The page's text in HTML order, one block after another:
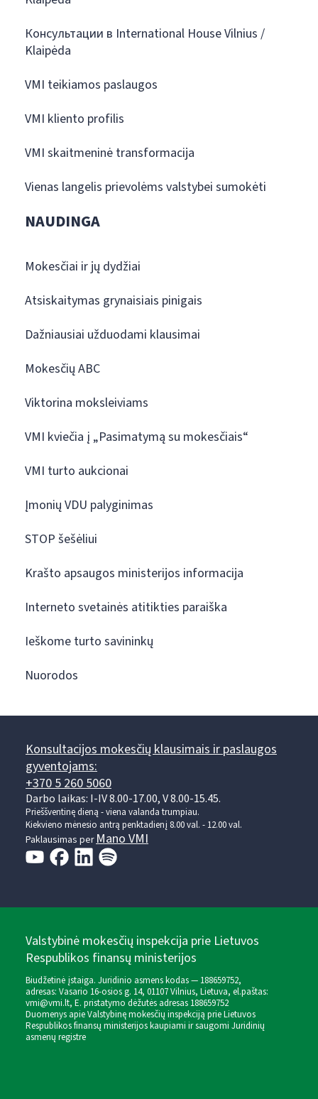
Консультации в International House Vilnius /
Klaipėda
VMI teikiamos paslaugos
VMI kliento profilis
VMI skaitmeninė transformacija
Vienas langelis prievolėms valstybei sumokėti
NAUDINGA
Mokesčiai ir jų dydžiai
Atsiskaitymas grynaisiais pinigais
Dažniausiai užduodami klausimai
Mokesčių ABC
Viktorina moksleiviams
VMI kviečia į „Pasimatymą su mokesčiais“
VMI turto aukcionai
Įmonių VDU palyginimas
STOP šešėliui
Krašto apsaugos ministerijos informacija
Interneto svetainės atitikties paraiška
Ieškome turto savininkų
Nuorodos
Konsultacijos mokesčių klausimais ir paslaugos
gyventojams:
+370 5 260 5060
Darbo laikas: I-IV 8.00-17.00, V 8.00-15.45.
Prieššventinę dieną - viena valanda trumpiau.
Kiekvieno mėnesio antrą penktadienį 8.00 val. - 12.00 val.
Paklausimas perMano VMI
Valstybinė mokesčių inspekcija prie Lietuvos
Respublikos finansų ministerijos
Biudžetinė įstaiga. Juridinio asmens kodas — 188659752,
adresas: Vasario 16-osios g. 14, 01107 Vilnius, Lietuva, el.paštas:
vmi@vmi.lt, E. pristatymo dėžutės adresas 188659752
Duomenys apie Valstybinę mokesčių inspekciją prie Lietuvos
Respublikos finansų ministerijos kaupiami ir saugomi Juridinių
asmenų registre